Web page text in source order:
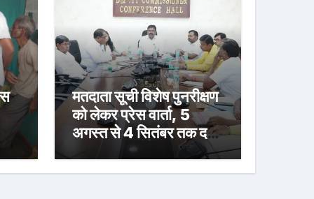
मतदाता सूची विशेष पुनरीक्षण
को लेकर प्रेस वार्ता, 5
अगस्त से 4 सितंबर तक दर्ज
होंगे दावा-आपत्ति